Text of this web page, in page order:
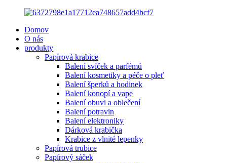
Domov
O nás
produkty
Papírová krabice
Balení svíček a parfémů
Balení kosmetiky a péče o pleť
Balení šperků a hodinek
Balení konopí a vape
Balení obuvi a oblečení
Balení potravin
Balení elektroniky
Dárková krabička
Krabice z vlnité lepenky
Papírová trubice
Papírový sáček